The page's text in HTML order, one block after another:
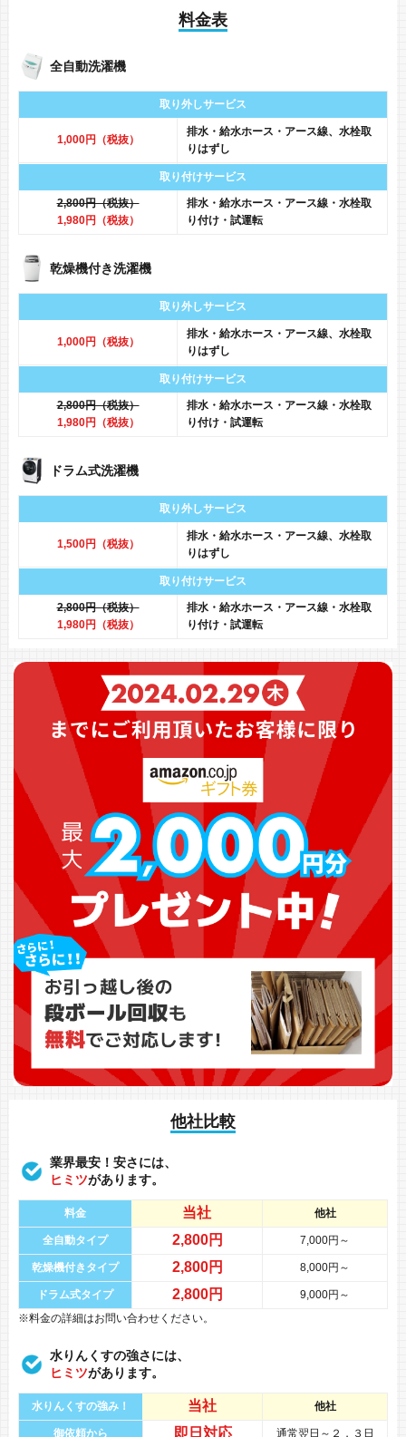
料金表
全自動洗濯機
取り外しサービス
1,000円（税抜）
排水・給水ホース・アース線、水栓取
りはずし
取り付けサービス
2,800円（税抜）
1,980円（税抜）
排水・給水ホース・アース線・水栓取
り付け・試運転
乾燥機付き洗濯機
取り外しサービス
1,000円（税抜）
排水・給水ホース・アース線、水栓取
りはずし
取り付けサービス
2,800円（税抜）
1,980円（税抜）
排水・給水ホース・アース線・水栓取
り付け・試運転
ドラム式洗濯機
取り外しサービス
1,500円（税抜）
排水・給水ホース・アース線、水栓取
りはずし
取り付けサービス
2,800円（税抜）
1,980円（税抜）
排水・給水ホース・アース線・水栓取
り付け・試運転
他社比較
業界最安！安さには、
ヒミツがあります。
料金 当社 他社
全自動タイプ 2,800円 7,000円～
乾燥機付きタイプ 2,800円 8,000円～
ドラム式タイプ 2,800円
9,000円～
※料金の詳細はお問い合わせください。
水りんくすの強さには、
ヒミツがあります。
水りんくすの強み！ 当社 他社
御依頼から 即日対応 通常翌日～２，３日